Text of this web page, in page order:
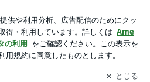
ブログの更新通知
を受け取りまし
開く